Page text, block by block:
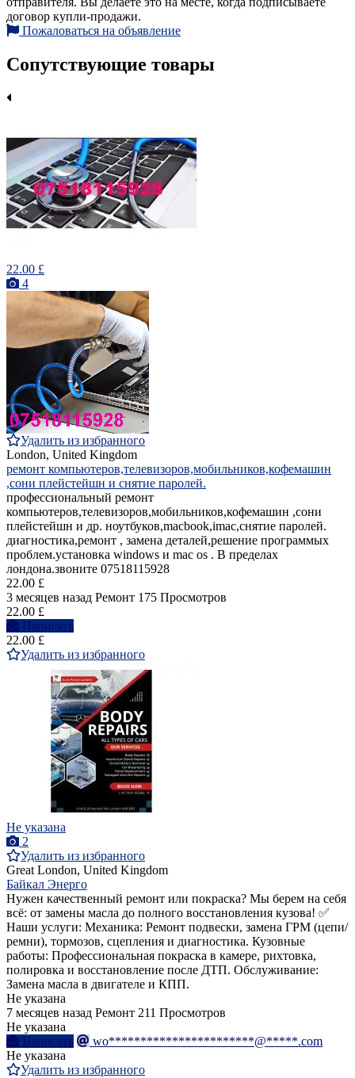
договор купли-продажи.
Пожаловаться на объявление
Сопутствующие товары
22.00 £
4
Удалить из избранного
London, United Kingdom
ремонт компьютеров,телевизоров,мобильников,кофемашин
,сони плейстейшн и снятие паролей.
профессиональный ремонт
компьютеров,телевизоров,мобильников,кофемашин ,сони
плейстейшн и др. ноутбуков,macbook,imac,снятие паролей.
диагностика,ремонт , замена деталей,решение программых
проблем.установка windows и mac os . В пределах
лондона.звоните 07518115928
22.00 £
3 месяцев назад Ремонт 175 Просмотров
22.00 £
Написать
22.00 £
Удалить из избранного
Не указана
2
Удалить из избранного
Great London, United Kingdom
Байкал Энерго
Нужен качественный ремонт или покраска? Мы берем на себя
всё: от замены масла до полного восстановления кузова! ✅
Наши услуги: Механика: Ремонт подвески, замена ГРМ (цепи/
ремни), тормозов, сцепления и диагностика. Кузовные
работы: Профессиональная покраска в камере, рихтовка,
полировка и восстановление после ДТП. Обслуживание:
Замена масла в двигателе и КПП.
Не указана
7 месяцев назад Ремонт 211 Просмотров
Не указана
Написать
wo***********************@*****.com
Не указана
Удалить из избранного